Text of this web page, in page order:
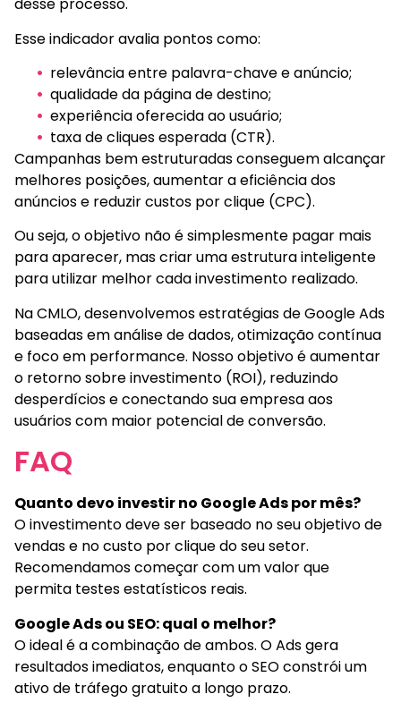
desse processo.
Esse indicador avalia pontos como:
relevância entre palavra-chave e anúncio;
qualidade da página de destino;
experiência oferecida ao usuário;
taxa de cliques esperada (CTR).
Campanhas bem estruturadas conseguem alcançar
melhores posições, aumentar a eficiência dos
anúncios e reduzir custos por clique (CPC).
Ou seja, o objetivo não é simplesmente pagar mais
para aparecer, mas criar uma estrutura inteligente
para utilizar melhor cada investimento realizado.
Na CMLO, desenvolvemos estratégias de Google Ads
baseadas em análise de dados, otimização contínua
e foco em performance. Nosso objetivo é aumentar
o retorno sobre investimento (ROI), reduzindo
desperdícios e conectando sua empresa aos
usuários com maior potencial de conversão.
FAQ
Quanto devo investir no Google Ads por mês?
O investimento deve ser baseado no seu objetivo de
vendas e no custo por clique do seu setor.
Recomendamos começar com um valor que
permita testes estatísticos reais.
Google Ads ou SEO: qual o melhor?
O ideal é a combinação de ambos. O Ads gera
resultados imediatos, enquanto o SEO constrói um
ativo de tráfego gratuito a longo prazo.